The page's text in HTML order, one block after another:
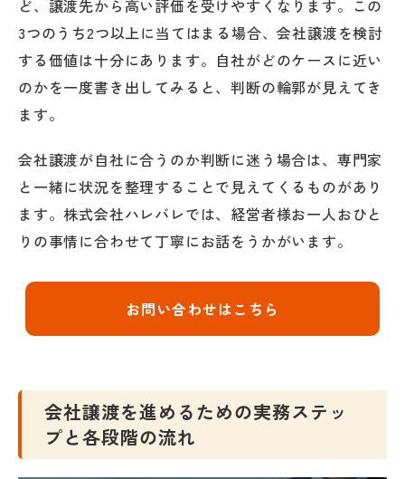
ど、譲渡先から高い評価を受けやすくなります。この
3つのうち2つ以上に当てはまる場合、会社譲渡を検討
する価値は十分にあります。自社がどのケースに近い
のかを一度書き出してみると、判断の輪郭が見えてき
ます。
会社譲渡が自社に合うのか判断に迷う場合は、専門家
と一緒に状況を整理することで見えてくるものがあり
ます。株式会社ハレバレでは、経営者様お一人おひと
りの事情に合わせて丁寧にお話をうかがいます。
お問い合わせはこちら
会社譲渡を進めるための実務ステッ
プと各段階の流れ